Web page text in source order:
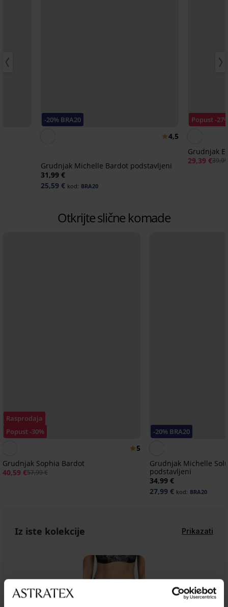
-20% BRA20
4,5
Grudnjak Michelle Bardot podstavljeni
31,99 €
25,59 € kod: BRA20
Popust -
Grudnjak
29,39 €
Otkrijte slične komade
Rasprodaja
Popust -30%
5
Grudnjak Sophia Bardot
40,59 €57,99 €
-20% BRA20
Grudnjak Michelle
podstavljeni
34,99 €
27,99 € kod: BRA20
Iz iste kolekcije Prikazati